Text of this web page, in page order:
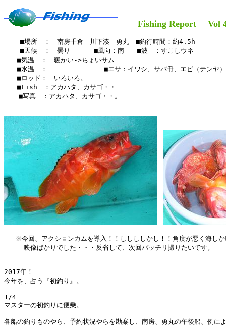
Fishing Report Vol
    ■場所　：　南房千倉　川下湊　勇丸　■釣行時間：約4.5h
    ■天候　：　曇り　　 　■風向：南　　■波　：すこしウネ
■気温　：　暖かい->ちょいサム
■水温　：　　　　　 　　　■エサ：イワシ、サバ冊、エビ（テンヤ）
■ロッド：　いろいろ。
■Fish　：アカハタ、カサゴ・・
  　■写真　：アカハタ、カサゴ・・。
※今回、アクションカムを導入！！ししししかし！！角度が悪く海し
映像ばかりでした・・・反省して、次回バッチリ撮りたいです。
2017年！
今年を、占う『初釣り』。
1/4
マスターの初釣りに便乗。
各船の釣りものやら、予約状況やらを勘案し、南房、勇丸の午後船、例に